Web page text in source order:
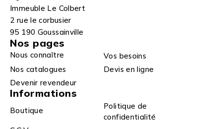
Immeuble Le Colbert
2 rue le corbusier
95 190 Goussainville
Nos pages
Nous connaître
Vos besoins
Nos catalogues
Devis en ligne
Devenir revendeur
Informations
Boutique
Politique de
confidentialité